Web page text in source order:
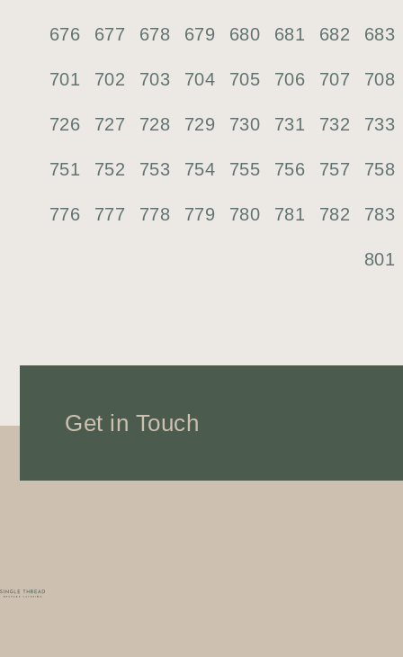
676 677 678 679 680 681 682 683
701 702 703 704 705 706 707 708
726 727 728 729 730 731 732 733
751 752 753 754 755 756 757 758
776 777 778 779 780 781 782 783
801
Get in Touch